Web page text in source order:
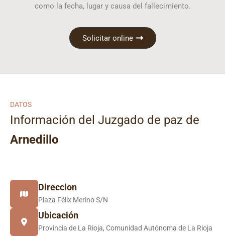
como la fecha, lugar y causa del fallecimiento.
Solicitar online
DATOS
Información del Juzgado de paz de
Arnedillo
Direccion
Plaza Félix Merino S/N
Ubicación
Provincia de La Rioja, Comunidad Autónoma de La Rioja